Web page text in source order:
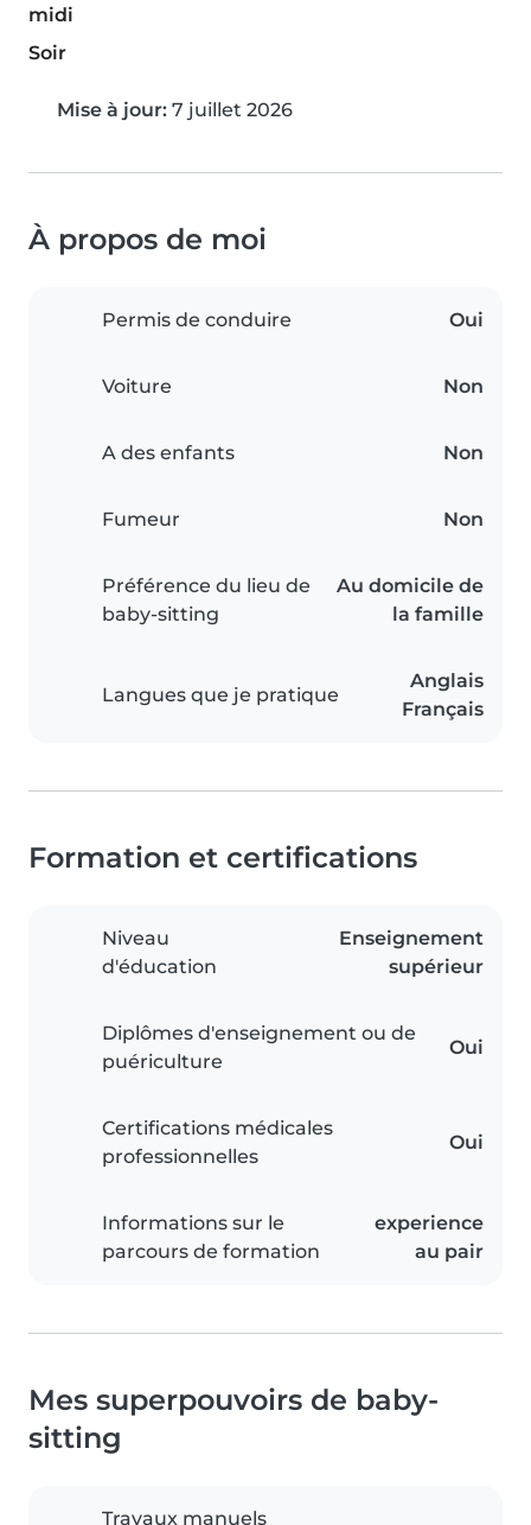
midi
Soir
Mise à jour: 7 juillet 2026
À propos de moi
Permis de conduire Oui
Voiture Non
A des enfants Non
Fumeur Non
Préférence du lieu de
baby-sitting
Au domicile de
la famille
Langues que je pratique
Anglais
Français
Formation et certifications
Niveau
d'éducation
Enseignement
supérieur
Diplômes d'enseignement ou de
puériculture
Oui
Certifications médicales
professionnelles
Oui
Informations sur le
parcours de formation
experience
au pair
Mes superpouvoirs de baby-
sitting
Travaux manuels